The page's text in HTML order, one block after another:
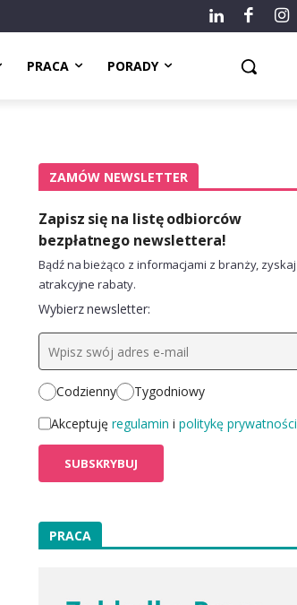
PRACA PORADY
ZAMÓW NEWSLETTER
Zapisz się na listę odbiorców
bezpłatnego newslettera!
Bądź na bieżąco z informacjami z branży, zyskaj
atrakcyjne rabaty.
Wybierz newsletter:
Codzienny
Tygodniowy
Akceptuję regulamin i politykę prywatności
PRACA